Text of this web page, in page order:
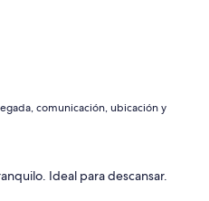
comunicación, ubicación y
Ideal para descansar.